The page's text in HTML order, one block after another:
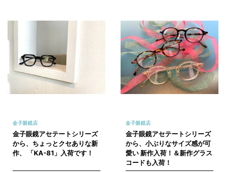
金子眼鏡店
金子眼鏡アセテートシリーズ
から、ちょっとクセありな新
作、 「KA-81」入荷です！
金子眼鏡店
金子眼鏡アセテートシリーズ
から、小ぶりなサイズ感が可
愛い 新作入荷！＆新作グラス
コードも入荷！